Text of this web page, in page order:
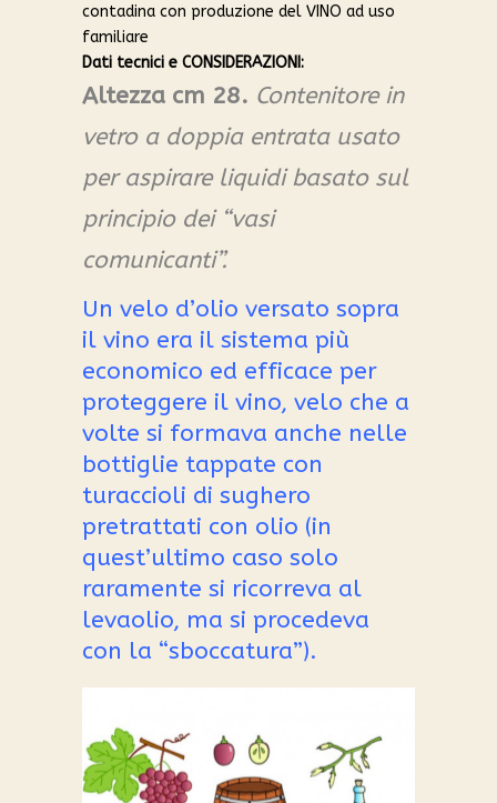
contadina con produzione del VINO ad uso
familiare
Dati tecnici e CONSIDERAZIONI:
Altezza cm 28. Contenitore in
vetro a doppia entrata usato
per aspirare liquidi basato sul
principio dei “vasi
comunicanti”.
Un velo d’olio versato sopra
il vino era il sistema più
economico ed efficace per
proteggere il vino, velo che a
volte si formava anche nelle
bottiglie tappate con
turaccioli di sughero
pretrattati con olio (in
quest’ultimo caso solo
raramente si ricorreva al
levaolio, ma si procedeva
con la “sboccatura”).